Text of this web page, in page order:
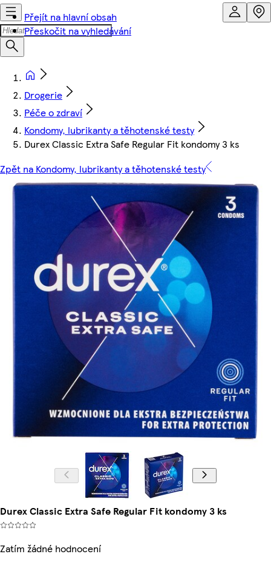
Přejít na hlavní obsah
Přeskočit na vyhledávání
Drogerie
Péče o zdraví
Kondomy, lubrikanty a těhotenské testy
Durex Classic Extra Safe Regular Fit kondomy 3 ks
Zpět na Kondomy, lubrikanty a těhotenské testy
Durex Classic Extra Safe Regular Fit kondomy 3 ks
Zatím žádné hodnocení